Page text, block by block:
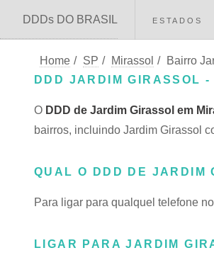
DDDs DO BRASIL ESTADOS
Home / SP / Mirassol /
Bairro
DDD JARDIM GIRASSOL
O DDD de Jardim Girassol em
bairros, incluindo Jardim Girassol
QUAL O DDD DE JARDIM
Para ligar para qualquel telefone
LIGAR PARA JARDIM